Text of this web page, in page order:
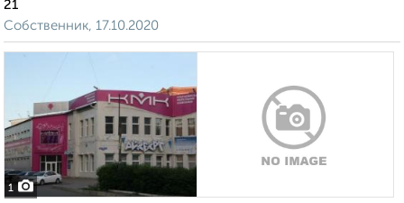
21
Собственник, 17.10.2020
1